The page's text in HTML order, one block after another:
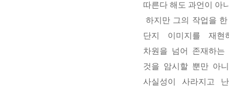
따른다 해도 과언이 아
하지만 그의 작업을
단지 이미지를 재현
차원을 넘어 존재하는
것을 암시할 뿐만 아
사실성이 사라지고